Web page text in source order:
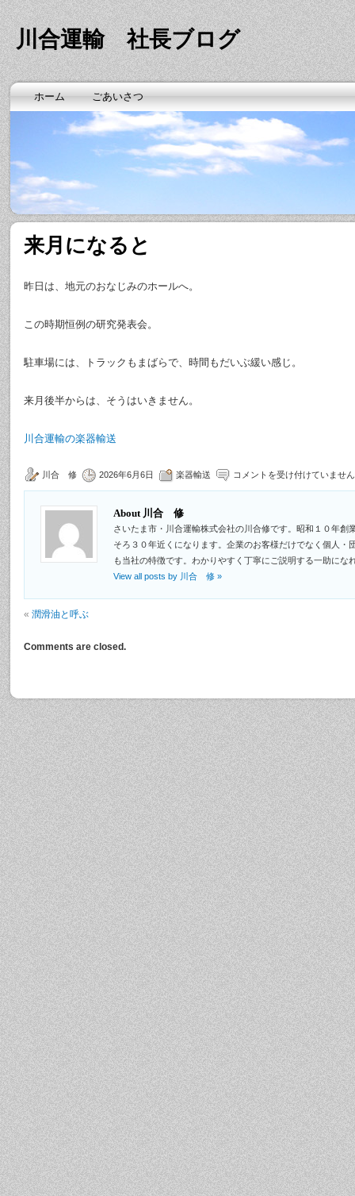
川合運輸 社長ブログ
ホーム ごあいさつ
来月になると
昨日は、地元のおなじみのホールへ。
この時期恒例の研究発表会。
駐車場には、トラックもまばらで、時間もだいぶ緩い感じ。
来月後半からは、そうはいきません。
川合運輸の楽器輸送
川合 修 2026年6月6日 楽器輸送 コメントを受け付けていませ
About 川合 修
さいたま市・川合運輸株式会社の川合修です。昭和１０年創
そろ３０年近くになります。企業のお客様だけでなく個人・
も当社の特徴です。わかりやすく丁寧にご説明する一助にな
View all posts by 川合 修 »
« 潤滑油と呼ぶ
Comments are closed.